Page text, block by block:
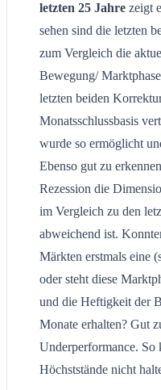
letzten 25 Jahre zeigt
sehen sind die letzten
zum Vergleich die
Bewegung/
letzten beiden
Monatsschlussbasis
wurde so ermöglicht
Ebenso gut zu
Rezession die
im Vergleich zu den
abweichend ist.
Märkten erstmals eine
oder steht diese
und die Heftigkeit der
Monate erhalten? Gut
Underperformance.
Höchststände nicht